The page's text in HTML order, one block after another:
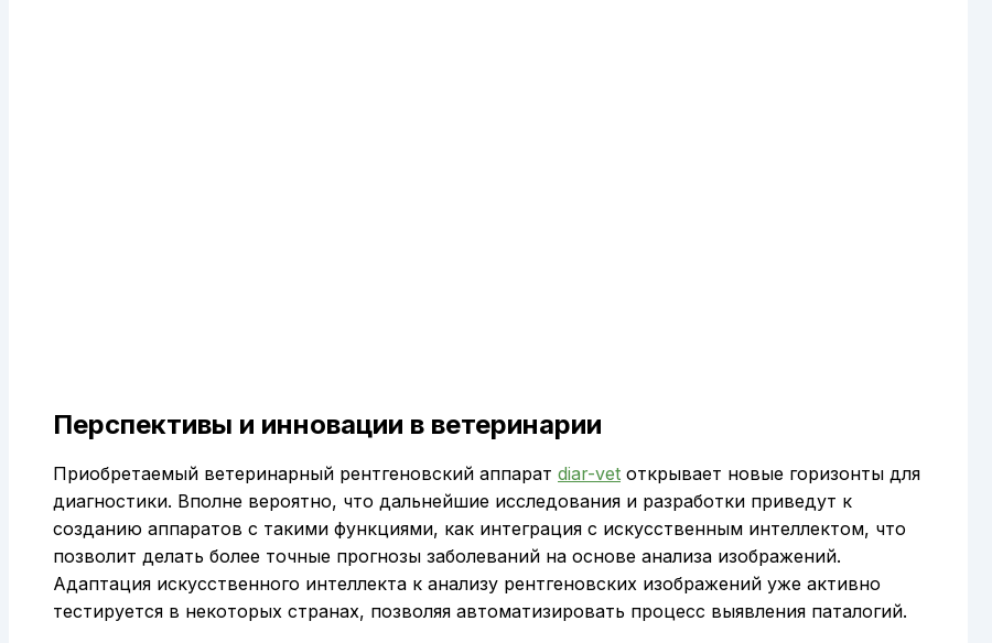
Перспективы и инновации в ветеринарии
Приобретаемый ветеринарный рентгеновский аппарат diar-vet открывает новые горизонты для
диагностики. Вполне вероятно, что дальнейшие исследования и разработки приведут к
созданию аппаратов с такими функциями, как интеграция с искусственным интеллектом, что
позволит делать более точные прогнозы заболеваний на основе анализа изображений.
Адаптация искусственного интеллекта к анализу рентгеновских изображений уже активно
тестируется в некоторых странах, позволяя автоматизировать процесс выявления паталогий.